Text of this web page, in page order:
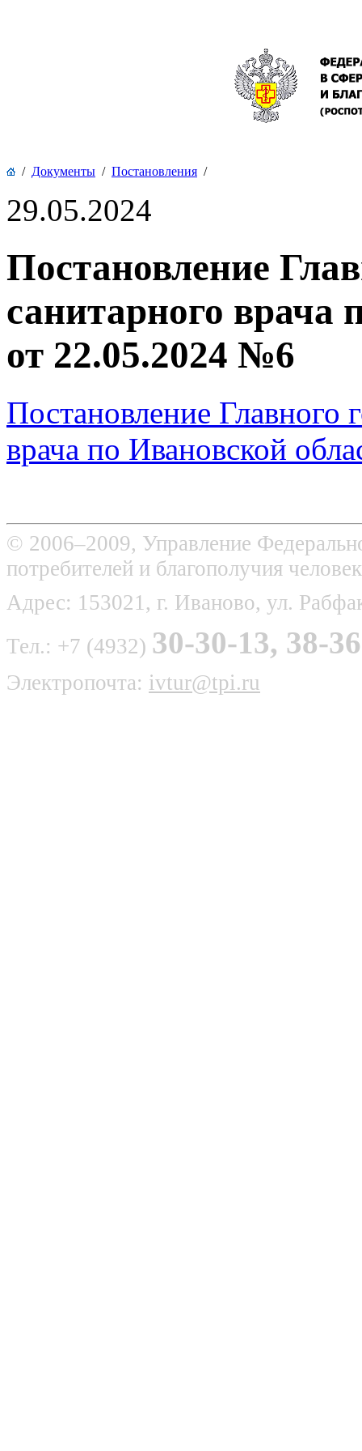
/ Документы / Постановления /
29.05.2024
Постановление
санитарного врача
от 22.05.2024 №6
Постановление Главного
врача по Ивановской
© 2006–2009, Управление
потребителей и благополучия
Адрес: 153021, г. Иваново, ул.
Тел.: +7 (4932) 30-30-13, 38-
Электропочта: ivtur@tpi.ru